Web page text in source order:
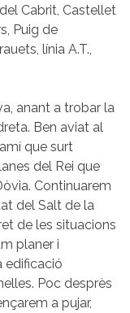
Cabrit, Castellet
Puig de
línia A.T.,
anant a trobar la
Ben aviat al
que surt
del Rei que
Continuarem
del Salt de la
de les situacions
planer i
edificació
Poc desprès
a pujar,